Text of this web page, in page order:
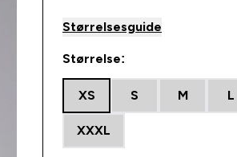
Størrelsesguide
Størrelse:
XS S M L
XXXL